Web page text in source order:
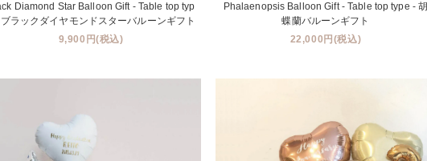
Diamond Star Balloon Gift - Table top typ
ラックダイヤモンドスターバルーンギフト
9,900円(税込)
Phalaenopsis Balloon Gift - Table top type - 胡
蝶蘭バルーンギフト
22,000円(税込)